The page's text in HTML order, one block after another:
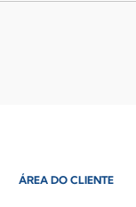
ÁREA DO CLIENTE